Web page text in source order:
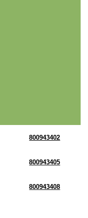
800943402
800943405
800943408